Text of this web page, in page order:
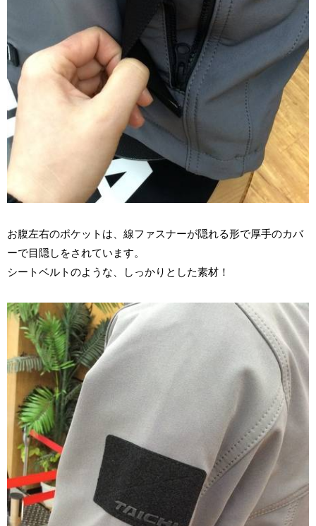
お腹左右のポケットは、線ファスナーが隠れる形で厚手のカバ
ーで目隠しをされています。
シートベルトのような、しっかりとした素材！